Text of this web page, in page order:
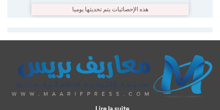
هذه الإحصائيات يتم تحديثها يوميا